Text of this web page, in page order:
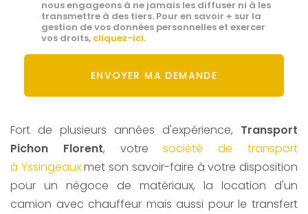
nous engageons à ne jamais les diffuser ni à les
transmettre à des tiers. Pour en savoir + sur la
gestion de vos données personnelles et exercer
vos droits, cliquez-ici.
Acceptation
*
ENVOYER MA DEMANDE
Fort de plusieurs années d'expérience, Transport
Pichon Florent, votresociété de transport
à Yssingeauxmet son savoir-faire à votre disposition
pour un négoce de matériaux, la location d'un
camion avec chauffeur mais aussi pour le transfert